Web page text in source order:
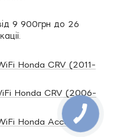
9 900грн до 26
Honda CRV (2011-
Honda CRV (2006-
Honda Accord 7